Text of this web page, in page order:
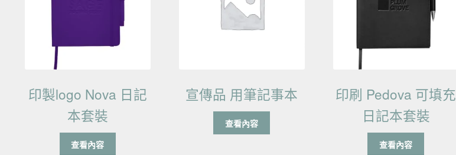
印製logo Nova 日記
本套裝
查看內容
宣傳品 用筆記事本
查看內容
印刷 Pedova 可填充
日記本套裝
查看內容